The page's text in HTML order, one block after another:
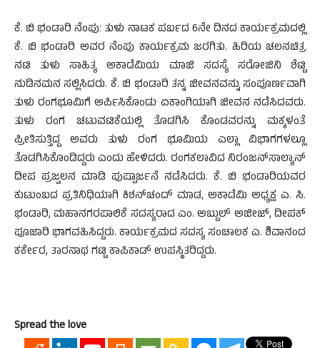
ಕೆ. ಬಿ ಭಂಡಾರಿ ನೆಂಪು: ತುಳು ನಾಟಕ ಪರ್ಬದ 6ನೇ ದಿನದ ಕಾರ್ಯಕ್ರಮದಲ್ಲಿ
ಕೆ. ಬಿ ಭಂಡಾರಿ ಅವರ ನೆಂಪು ಕಾರ್ಯಕ್ರಮ ಜರಗಿತು. ಹಿರಿಯ ಚಲನಚಿತ್ರ
ನಟಿ ತುಳು ಸಾಹಿತ್ಯ ಅಕಾಡೆಮಿಯ ಮಾಜಿ ಸದಸ್ಯೆ ಸರೋಜಿನಿ ಶೆಟ್ಟಿ
ನುಡಿನಮನ ಸಲ್ಲಿಸಿದರು. ಕೆ. ಬಿ ಭಂಡಾರಿ ತನ್ನ ಜೀವನವನ್ನು ಸಂಪೂರ್ಣವಾಗಿ
ತುಳು ರಂಗಭೂಮಿಗೆ ಅರ್ಪಿಸಿಕೊಂಡು ಏಕಾಂಗಿಯಾಗಿ ಜೀವನ ನಡೆಸಿದವರು.
ತುಳು ರಂಗ ಚಟುವಟಿಕೆಯಲ್ಲಿ ತೊಡಗಿಸಿ ಕೊಂಡವರನ್ನು ಮಕ್ಕಳಂತೆ
ಪ್ರೀತಿಸುತ್ತಿದ್ದ ಅವರು ತುಳು ರಂಗ ಭೂಮಿಯ ಎಲ್ಲಾ ವಿಭಾಗಗಳಲ್ಲೂ
ತೊಡಗಿಸಿಕೊಂಡಿದ್ದರು ಎಂದು ಹೇಳಿದರು. ರಂಗಕಲಾವಿದ ನಿರಂಜನ್‍ಸಾಲ್ಯಾನ್
ದೀಪ ಪ್ರಜ್ವಲನ ಮಾಡಿ ಪುಷ್ಪಾರ್ಜನೆ ನಡೆಸಿದರು. ಕೆ. ಬಿ ಭಂಡಾರಿಯವರ
ಕುಟುಂಬದ ಪ್ರತಿನಿಧಿಯಾಗಿ ಕಿಶನ್‍ಚಂದ್ ಮಾಡ, ಅಕಾಡೆಮಿ ಅಧ್ಯಕ್ಷ ಎ. ಸಿ.
ಭಂಡಾರಿ, ಮಹಾನಗರಪಾಲಿಕೆ ಸದಸ್ಯರಾದ ಎಂ. ಅಬ್ದುಲ್ ಅಜೀಜ್, ದೀಪಕ್
ಪೂಜಾರಿ ಭಾಗವಹಿಸಿದ್ದರು. ಕಾರ್ಯಕ್ರಮದ ಸದಸ್ಯ ಸಂಚಾಲಕ ಎ. ಶಿವಾನಂದ
ಕರ್ಕೇರ, ತಾರನಾಥ ಗಟ್ಟಿ ಕಾಪಿಕಾಡ್ ಉಪಸ್ಥಿತರಿದ್ದರು.
Spread the love